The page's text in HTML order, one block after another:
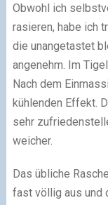
Obwohl ich
rasieren, habe ich
die unangetastet
angenehm. Im
Nach dem
kühlenden Effekt.
sehr
weicher.
Das übliche
fast völlig aus und